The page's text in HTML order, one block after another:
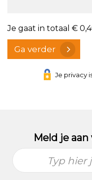
Je gaat in totaal €
Ga verder
Je privacy
Meld je
Typ hier